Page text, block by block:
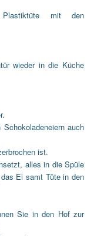
mit den
wieder in die Küche
auch
ist.
alles in die Spüle
Ei samt Tüte in den
Sie in den Hof zur